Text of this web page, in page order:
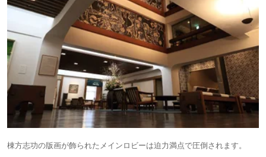
棟方志功の版画が飾られたメインロビーは迫力満点で圧倒されます。